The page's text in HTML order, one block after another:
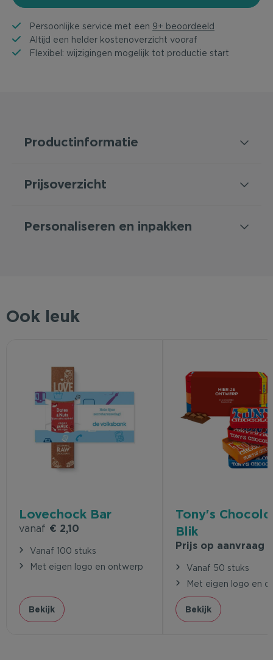
Persoonlijke service met een 9+ beoordeeld
Altijd een helder kostenoverzicht vooraf
Flexibel: wijzigingen mogelijk tot productie start
Productinformatie
Prijsoverzicht
Personaliseren en inpakken
Ook leuk
Lovechock Bar
vanaf € 2,10
Vanaf 100 stuks
Met eigen logo en ontwerp
Bekijk
Tony's
Blik
Prijs op aanvraag
Vanaf 50 stuks
Met eigen logo en
Bekijk